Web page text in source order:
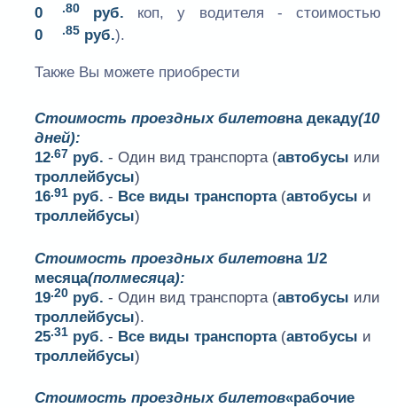
0
.80руб. коп, у водителя - стоимостью
0
.85руб.).
Также Вы можете приобрести
Стоимость проездных билетовна декаду(10
дней):
12.67 руб. - Один вид транспорта (автобусы или
троллейбусы)
16.91 руб. - Все виды транспорта(автобусы и
троллейбусы)
Стоимость проездных билетовна 1/2
месяца(полмесяца):
19.20 руб. - Один вид транспорта (автобусы или
троллейбусы).
25.31 руб. - Все виды транспорта(автобусы и
троллейбусы)
Стоимость проездных билетов«рабочие